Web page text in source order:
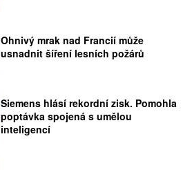
Ohnivý mrak nad Francií může
usnadnit šíření lesních požárů
Siemens hlásí rekordní zisk. Pomohla
poptávka spojená s umělou
inteligencí